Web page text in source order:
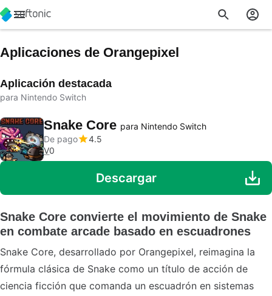
Aplicaciones de Orangepixel
Aplicación destacada
para Nintendo Switch
Snake Core para Nintendo Switch
De pago
4.5
V0
Descargar
Snake Core convierte el movimiento de Snake
en combate arcade basado en escuadrones
Snake Core, desarrollado por Orangepixel, reimagina la
fórmula clásica de Snake como un título de acción de
ciencia ficción que comanda un escuadrón en sistemas